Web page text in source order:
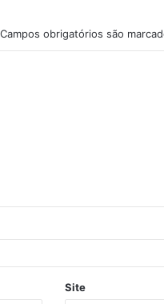
Campos obrigatórios são
Site